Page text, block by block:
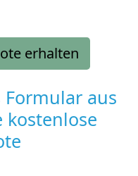
erhalten
Formular aus
kostenlose